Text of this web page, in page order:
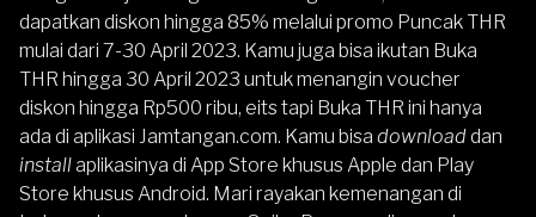
dapatkan diskon hingga 85% melalui promo Puncak THR
mulai dari 7-30 April 2023. Kamu juga bisa ikutan Buka
THR hingga 30 April 2023 untuk menangin voucher
diskon hingga Rp500 ribu, eits tapi Buka THR ini hanya
ada di aplikasi Jamtangan.com. Kamu bisa downloaddan
installaplikasinya di App Store khusus Apple dan Play
Store khusus Android. Mari rayakan kemenangan di